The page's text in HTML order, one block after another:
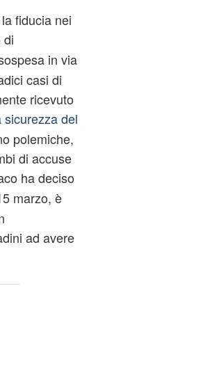
fiducia nei
di
in via
casi di
ricevuto
sicurezza del
polemiche,
di accuse
ha deciso
marzo, è
ad avere